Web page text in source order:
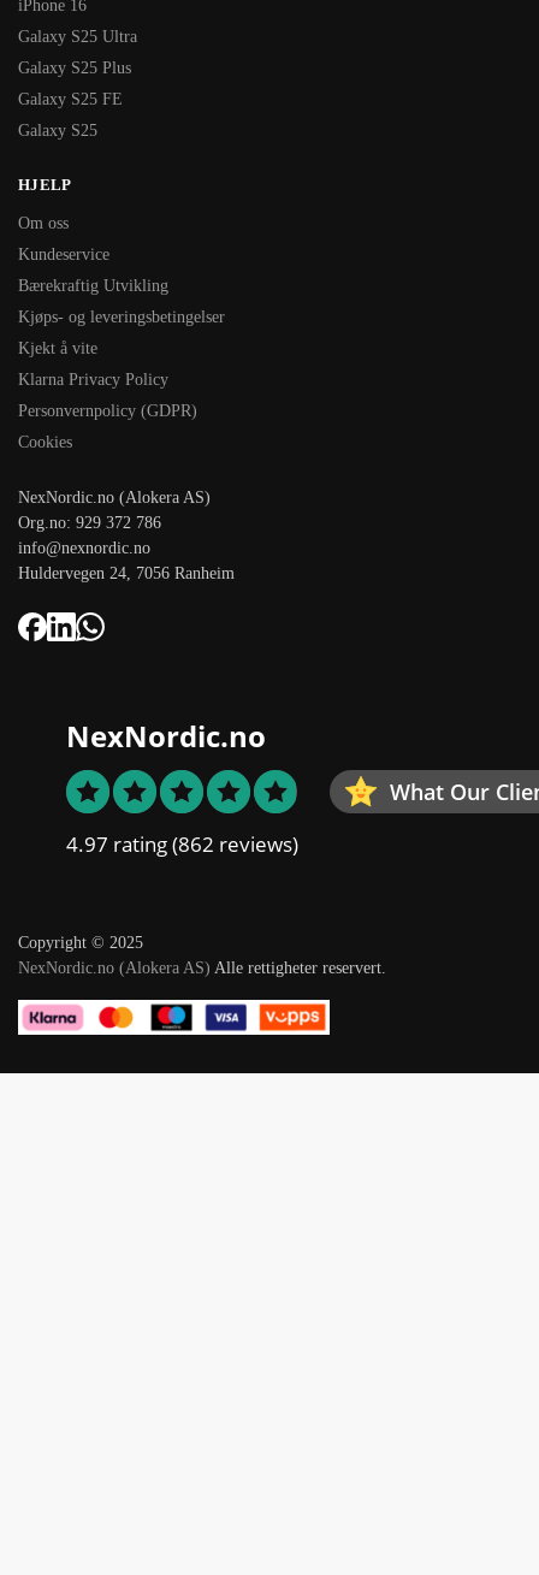
iPhone 16
Galaxy S25 Ultra
Galaxy S25 Plus
Galaxy S25 FE
Galaxy S25
HJELP
Om oss
Kundeservice
Bærekraftig Utvikling
Kjøps- og leveringsbetingelser
Kjekt å vite
Klarna Privacy Policy
Personvernpolicy (GDPR)
Cookies
NexNordic.no (Alokera AS)
Org.no: 929 372 786
info@nexnordic.no
Huldervegen 24, 7056 Ranheim
NexNordic.no
What Our
4.97 rating(862 reviews)
Copyright © 2025
NexNordic.no (Alokera AS) Alle rettigheter reservert.